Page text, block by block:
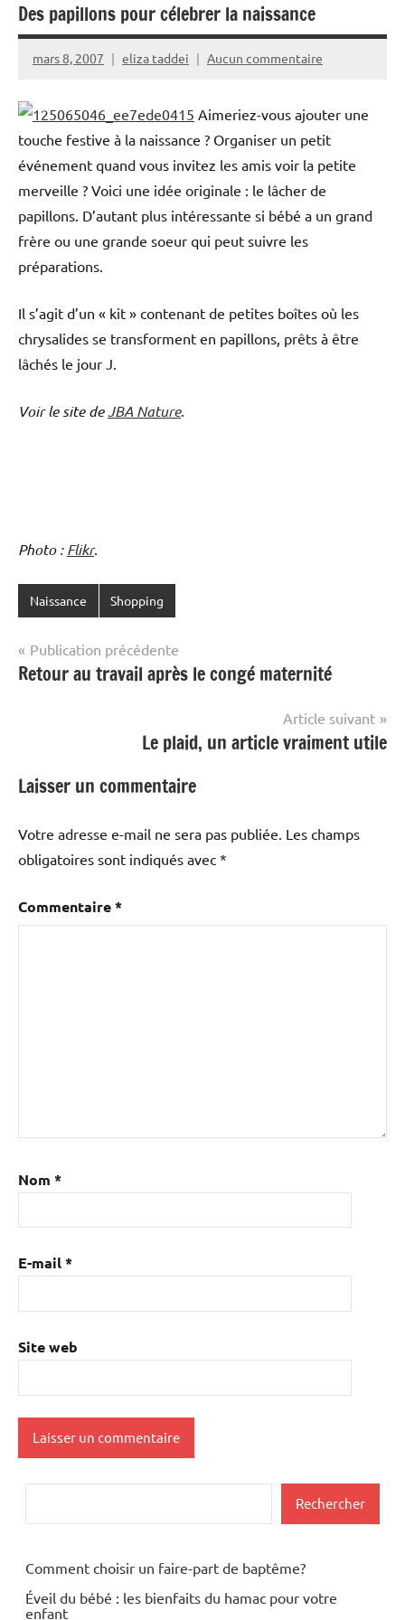
Des papillons pour célebrer la naissance
mars 8, 2007 eliza taddei Aucun commentaire
Aimeriez-vous ajouter une
touche festive à la naissance ? Organiser un petit
événement quand vous invitez les amis voir la petite
merveille ? Voici une idée originale : le lâcher de
papillons. D’autant plus intéressante si bébé a un grand
frère ou une grande soeur qui peut suivre les
préparations.
Il s’agit d’un « kit » contenant de petites boîtes où les
chrysalides se transforment en papillons, prêts à être
lâchés le jour J.
Voir le site deJBA Nature.
Photo :Flikr.
Naissance Shopping
Navigation
de
Publication précédente
Retour au travail après le congé maternité
Article suivant
Le plaid, un article vraiment utile
Laisser un commentaire
Votre adresse e-mail ne sera pas publiée. Les champs
obligatoires sont indiqués avec *
Commentaire*
Nom *
E-mail*
Site web
Rechercher
Comment choisir un faire-part de baptême?
Éveil du bébé : les bienfaits du hamac pour votre
enfant